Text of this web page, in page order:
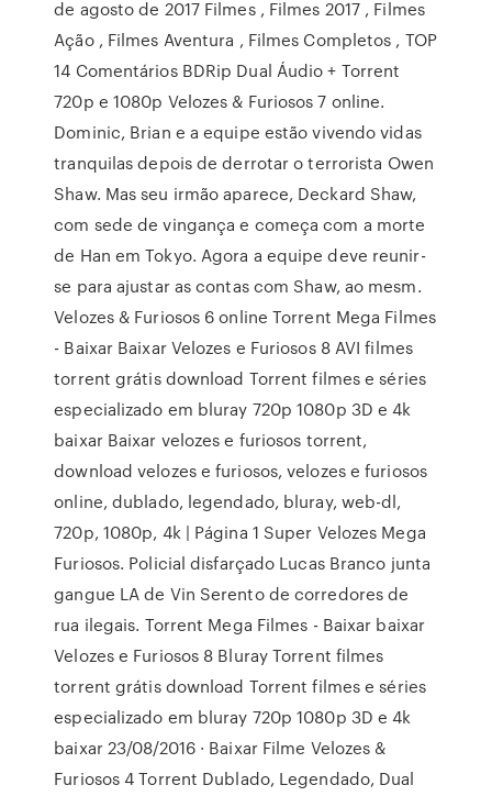
de agosto de 2017 Filmes , Filmes 2017 , Filmes
Ação , Filmes Aventura , Filmes Completos , TOP
14 Comentários BDRip Dual Áudio + Torrent
720p e 1080p Velozes & Furiosos 7 online.
Dominic, Brian e a equipe estão vivendo vidas
tranquilas depois de derrotar o terrorista Owen
Shaw. Mas seu irmão aparece, Deckard Shaw,
com sede de vingança e começa com a morte
de Han em Tokyo. Agora a equipe deve reunir-
se para ajustar as contas com Shaw, ao mesm.
Velozes & Furiosos 6 online Torrent Mega Filmes
- Baixar Baixar Velozes e Furiosos 8 AVI filmes
torrent grátis download Torrent filmes e séries
especializado em bluray 720p 1080p 3D e 4k
baixar Baixar velozes e furiosos torrent,
download velozes e furiosos, velozes e furiosos
online, dublado, legendado, bluray, web-dl,
720p, 1080p, 4k | Página 1 Super Velozes Mega
Furiosos. Policial disfarçado Lucas Branco junta
gangue LA de Vin Serento de corredores de
rua ilegais. Torrent Mega Filmes - Baixar baixar
Velozes e Furiosos 8 Bluray Torrent filmes
torrent grátis download Torrent filmes e séries
especializado em bluray 720p 1080p 3D e 4k
baixar 23/08/2016 · Baixar Filme Velozes &
Furiosos 4 Torrent Dublado, Legendado, Dual